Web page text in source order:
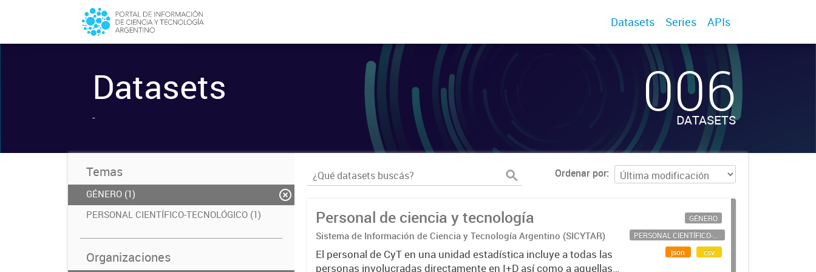
Datasets Series APIs
Datasets
- 006
DATASETS
Temas
GÉNERO (1)
PERSONAL CIENTÍFICO-TECNOLÓGICO (1)
Organizaciones
Ordenar por
Personal de ciencia y tecnología
Sistema de Información de Ciencia y Tecnología Argentino (SICYTAR)
El personal de CyT en una unidad estadística incluye a todas las
personas involucradas directamente en I+D así como a aquellas
GÉNERO
PERSONAL CIENTÍFICO-TECNOLÓGICO
json
csv